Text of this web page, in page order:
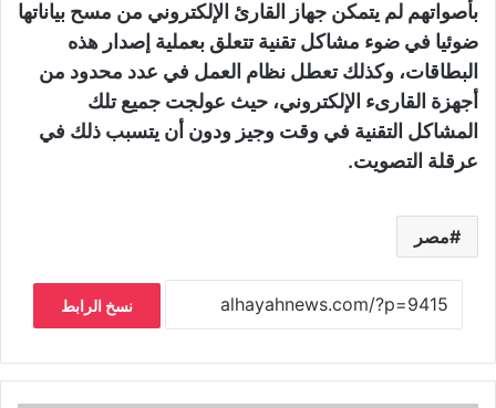
بأصواتهم لم يتمكن جهاز القارئ الإلكتروني من مسح بياناتها
ضوئيا في ضوء مشاكل تقنية تتعلق بعملية إصدار هذه
البطاقات، وكذلك تعطل نظام العمل في عدد محدود من
أجهزة القارىء الإلكتروني، حيث عولجت جميع تلك
المشاكل التقنية في وقت وجيز ودون أن يتسبب ذلك في
عرقلة التصويت.
مصر
نسخ الرابط